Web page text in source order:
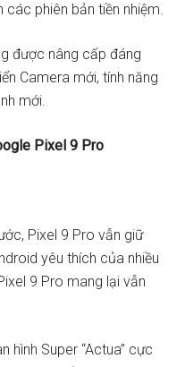
các phiên bản tiền nhiệm.
được nâng cấp đáng
Camera mới, tính năng
mới.
Pixel 9 Pro
Pixel 9 Pro vẫn giữ
yêu thích của nhiều
9 Pro mang lại vẫn
hình Super “Actua” cực